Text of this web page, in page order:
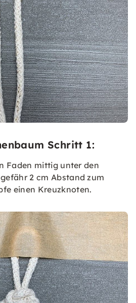
Schritt 1:
Faden mittig unter den
2 cm Abstand zum
einen Kreuzknoten.